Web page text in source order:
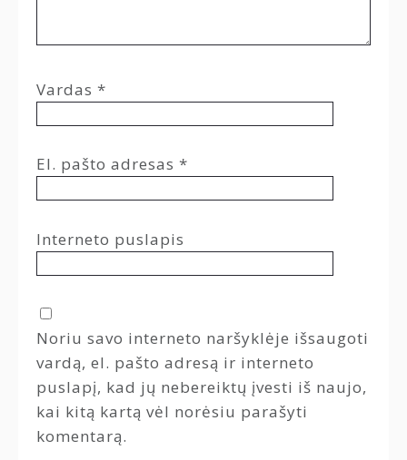
Vardas *
El. pašto adresas *
Interneto puslapis
Noriu savo interneto naršyklėje išsaugoti
vardą, el. pašto adresą ir interneto
puslapį, kad jų nebereiktų įvesti iš naujo,
kai kitą kartą vėl norėsiu parašyti
komentarą.